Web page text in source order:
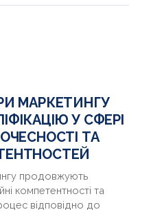
МАРКЕТИНГУ
У СФЕРІ
ТА
продовжують
компетентності та
відповідно до